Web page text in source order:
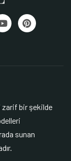
zarif bir şekilde
sunan